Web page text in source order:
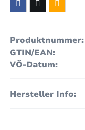
Produktnummer:
GTIN/EAN:
VÖ-Datum:
Hersteller Info: